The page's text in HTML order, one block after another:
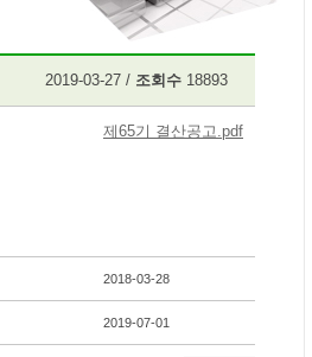
2019-03-27 / 조회수18893
제65기 결산공고.pdf
2018-03-28
2019-07-01